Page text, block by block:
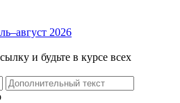
2026
и будьте в курсе всех